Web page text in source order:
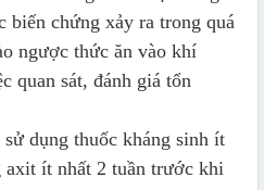
biến chứng xảy ra trong quá
ngược thức ăn vào khí
quan sát, đánh giá tổn
dụng thuốc kháng sinh ít
axit ít nhất 2 tuần trước khi